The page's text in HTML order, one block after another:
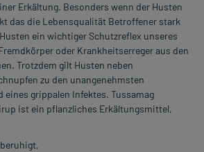
Erkältung. Besonders wenn der Husten
das die Lebensqualität Betroffener stark
ein wichtiger Schutzreflex unseres
oder Krankheitserreger aus den
Trotzdem gilt Husten neben
zu den unangenehmsten
eines grippalen Infektes. Tussamag
ist ein pflanzliches Erkältungsmittel,